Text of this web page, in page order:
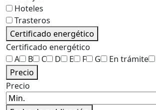
Hoteles
Trasteros
Certificado energético
Certificado energético
A
B C D E F G En trámite
Precio
Precio